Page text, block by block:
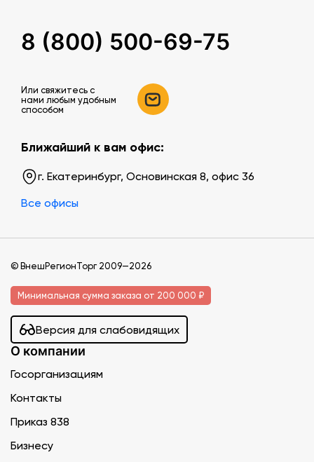
8 (800) 500-69-75
Или свяжитесь c
нами любым удобным
способом
Ближайший к вам офис:
г. Екатеринбург, Основинская 8, офис 36
Все офисы
© ВнешРегионТорг 2009—2026
Минимальная сумма заказа от 200 000 ₽
Версия для слабовидящих
О компании
Госорганизациям
Контакты
Приказ 838
Бизнесу